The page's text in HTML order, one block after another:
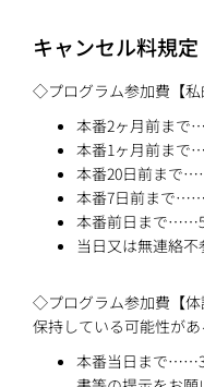
キャンセル料規定
◇プログラム参加費【私
本番2ヶ月前ま
本番1ヶ月前まで
本番20日前まで
本番7日前まで
本番前日まで
当日又は無連絡
◇プログラム参加費【体
保持している可能性があ
本番当日まで